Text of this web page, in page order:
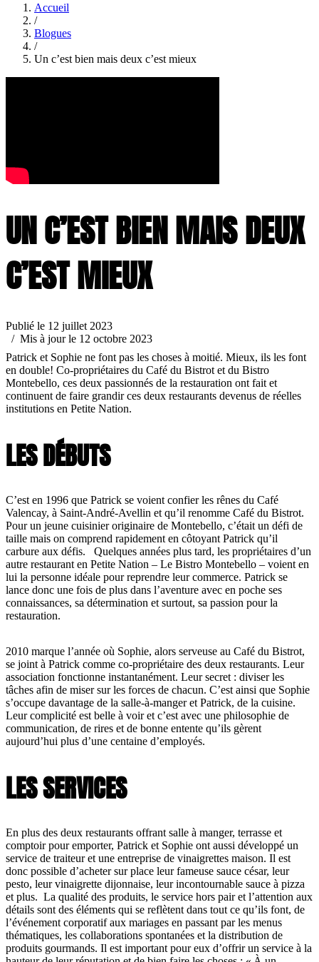
Accueil
/
Blogues
/
Un c’est bien mais deux c’est mieux
UN C’EST BIEN MAIS DEUX
C’EST MIEUX
Publié le 12 juillet 2023
/ Mis à jour le 12 octobre 2023
Patrick et Sophie ne font pas les choses à moitié. Mieux, ils les font
en double! Co-propriétaires du Café du Bistrot et du Bistro
Montebello, ces deux passionnés de la restauration ont fait et
continuent de faire grandir ces deux restaurants devenus de réelles
institutions en Petite Nation.
LES DÉBUTS
C’est en 1996 que Patrick se voient confier les rênes du Café
Valencay, à Saint-André-Avellin et qu’il renomme Café du Bistrot.
Pour un jeune cuisinier originaire de Montebello, c’était un défi de
taille mais on comprend rapidement en côtoyant Patrick qu’il
carbure aux défis. Quelques années plus tard, les propriétaires d’un
autre restaurant en Petite Nation – Le Bistro Montebello – voient en
lui la personne idéale pour reprendre leur commerce. Patrick se
lance donc une fois de plus dans l’aventure avec en poche ses
connaissances, sa détermination et surtout, sa passion pour la
restauration.
2010 marque l’année où Sophie, alors serveuse au Café du Bistrot,
se joint à Patrick comme co-propriétaire des deux restaurants. Leur
association fonctionne instantanément. Leur secret : diviser les
tâches afin de miser sur les forces de chacun. C’est ainsi que Sophie
s’occupe davantage de la salle-à-manger et Patrick, de la cuisine.
Leur complicité est belle à voir et c’est avec une philosophie de
communication, de rires et de bonne entente qu’ils gèrent
aujourd’hui plus d’une centaine d’employés.
LES SERVICES
En plus des deux restaurants offrant salle à manger, terrasse et
comptoir pour emporter, Patrick et Sophie ont aussi développé un
service de traiteur et une entreprise de vinaigrettes maison. Il est
donc possible d’acheter sur place leur fameuse sauce césar, leur
pesto, leur vinaigrette dijonnaise, leur incontournable sauce à pizza
et plus. La qualité des produits, le service hors pair et l’attention aux
détails sont des éléments qui se reflètent dans tout ce qu’ils font, de
l’événement corporatif aux mariages en passant par les menus
thématiques, les collaborations spontanées et la distribution de
produits gourmands. Il est important pour eux d’offrir un service à la